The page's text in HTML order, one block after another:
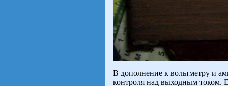
В дополнение к вольтметру и
контроля над выходным током.